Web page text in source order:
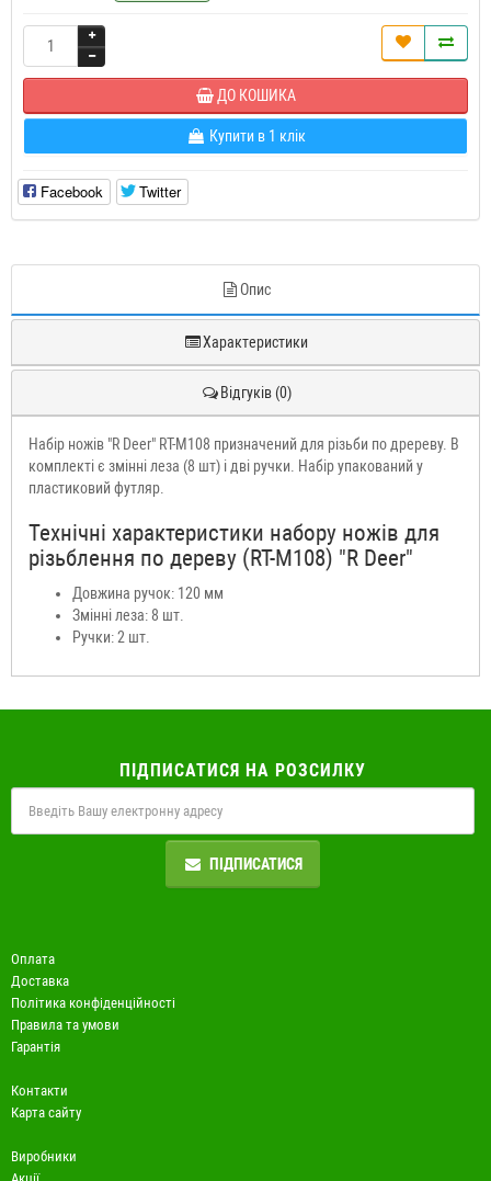
ДО КОШИКА
Купити в 1 клік
Facebook Twitter
Опис
Характеристики
Відгуків (0)
Набір ножів "R Deer" RT-M108 призначений для різьби по дререву. В
комплекті є змінні леза (8 шт) і дві ручки. Набір упакований у
пластиковий футляр.
Технічні характеристики набору ножів для
різьблення по дереву (RT-M108) "R Deer"
Довжина ручок: 120 мм
Змінні леза: 8 шт.
Ручки: 2 шт.
ПІДПИСАТИСЯ НА РОЗСИЛКУ
ПІДПИСАТИСЯ
Оплата
Доставка
Політика конфіденційності
Правила та умови
Гарантія
Контакти
Карта сайту
Виробники